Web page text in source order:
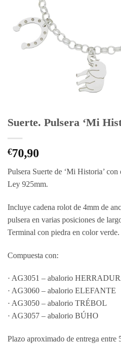
Suerte. Pulsera ‘Mi
€70,90
Pulsera Suerte de ‘Mi Historia’
Ley 925mm.
Incluye cadena rolot de 4mm de
pulsera en varias posiciones de
Terminal con piedra en color
Compuesta con:
· AG3051 – abalorio
· AG3060 – abalorio ELEFANTE
· AG3050 – abalorio TRÉBOL
· AG3057 – abalorio BÚHO
Plazo aproximado de entrega entre